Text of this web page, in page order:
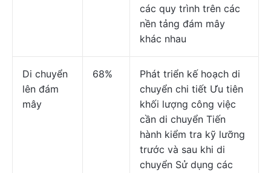
các quy trình trên các
nền tảng đám mây
khác nhau
Di chuyển
lên đám
mây
68%
Phát triển kế hoạch di
chuyển chi tiết Ưu tiên
khối lượng công việc
cần di chuyển Tiến
hành kiểm tra kỹ lưỡng
trước và sau khi di
chuyển Sử dụng các